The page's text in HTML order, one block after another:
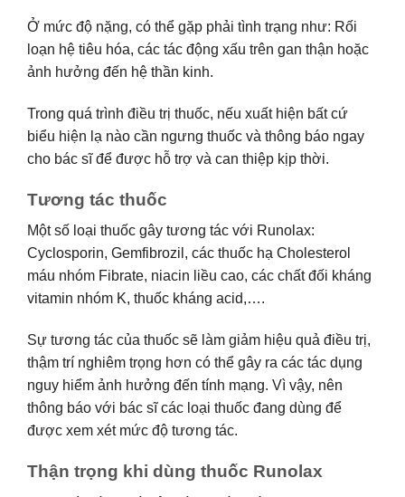
Ở mức độ nặng, có thể gặp phải tình trạng như: Rối
loạn hệ tiêu hóa, các tác động xấu trên gan thận hoặc
ảnh hưởng đến hệ thần kinh.
Trong quá trình điều trị thuốc, nếu xuất hiện bất cứ
biểu hiện lạ nào cần ngưng thuốc và thông báo ngay
cho bác sĩ để được hỗ trợ và can thiệp kịp thời.
Tương tác thuốc
Một số loại thuốc gây tương tác với Runolax:
Cyclosporin, Gemfibrozil, các thuốc hạ Cholesterol
máu nhóm Fibrate, niacin liều cao, các chất đối kháng
vitamin nhóm K, thuốc kháng acid,….
Sự tương tác của thuốc sẽ làm giảm hiệu quả điều trị,
thậm trí nghiêm trọng hơn có thể gây ra các tác dụng
nguy hiểm ảnh hưởng đến tính mạng. Vì vậy, nên
thông báo với bác sĩ các loại thuốc đang dùng để
được xem xét mức độ tương tác.
Thận trọng khi dùng thuốc Runolax